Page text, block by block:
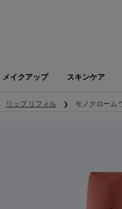
メイクアップ スキンケア
リップ リフィル モノクローム